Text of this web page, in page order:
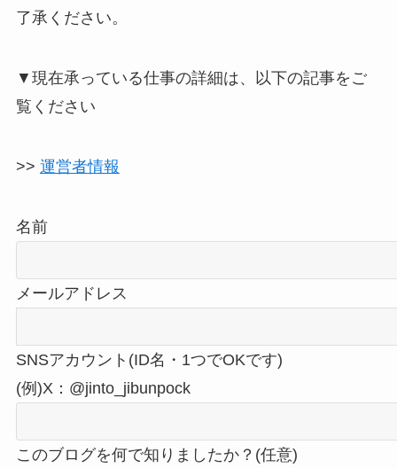
了承ください。
▼現在承っている仕事の詳細は、以下の記事をご
覧ください
>> 運営者情報
名前
メールアドレス
SNSアカウント(ID名・1つでOKです)
(例)X：@jinto_jibunpock
このブログを何で知りましたか？(任意)